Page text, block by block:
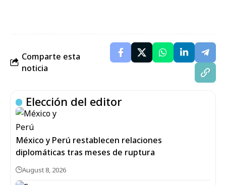
Comparte esta
noticia
Elección del editor
México y Perú restablecen relaciones
diplomáticas tras meses de ruptura
August 8, 2026